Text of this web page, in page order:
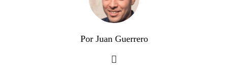
Por Juan Guerrero